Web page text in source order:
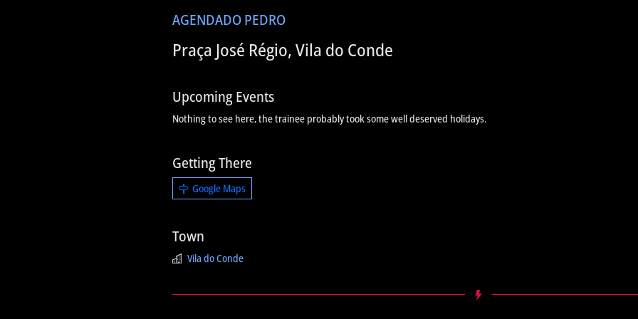
AGENDADO PEDRO
Praça José Régio, Vila do Conde
Upcoming Events
Nothing to see here, the trainee probably took some well deserved holidays.
Getting There
Google Maps
Town
Vila do Conde